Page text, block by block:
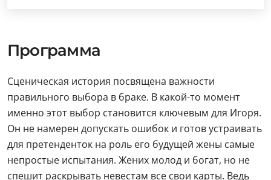
Программа
Сценическая история посвящена важности
правильного выбора в браке. В какой-то момент
именно этот выбор становится ключевым для Игоря.
Он не намерен допускать ошибок и готов устраивать
для претенденток на роль его будущей жены самые
непростые испытания. Жених молод и богат, но не
спешит раскрывать невестам все свои карты. Ведь